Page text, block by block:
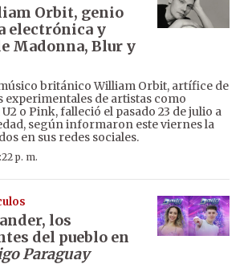
Orbit, genio
electrónica y
Madonna, Blur y
británico William Orbit, artífice de
experimentales de artistas como
o Pink, falleció el pasado 23 de julio a
según informaron este viernes la
en sus redes sociales.
p. m.
los
del pueblo en
Paraguay